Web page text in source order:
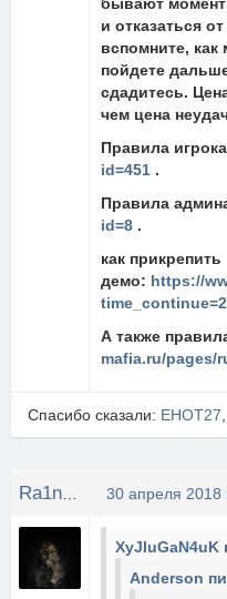
и отказаться
вспомните,
пойдете
сдадитесь.
чем цена
Правила
id=451 .
Правила
id=8 .
как прикрепить
демо: https://
А также
mafia.ru/pages/
Спасибо сказали: EHOT27
30 апреля 2018
XyJIuGaN4uK
Anderson